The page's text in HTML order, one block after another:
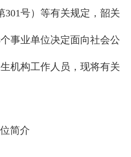
301号）等有关规定，韶关
事业单位决定面向社会公
机构工作人员，现将有关
简介